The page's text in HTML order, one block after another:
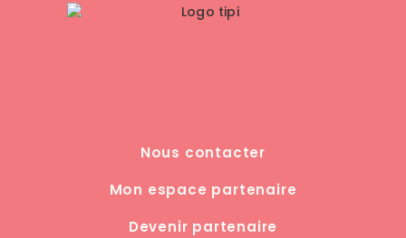
Nous contacter
Mon espace partenaire
Devenir partenaire